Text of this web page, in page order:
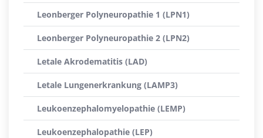
Leonberger Polyneuropathie 1 (LPN1)
Leonberger Polyneuropathie 2 (LPN2)
Letale Akrodematitis (LAD)
Letale Lungenerkrankung (LAMP3)
Leukoenzephalomyelopathie (LEMP)
Leukoenzephalopathie (LEP)